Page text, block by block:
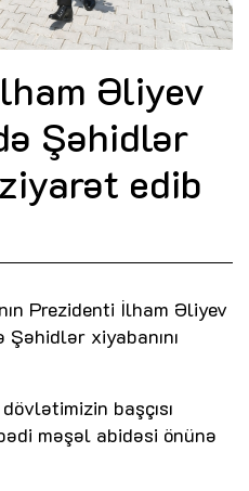
Əliyev
Şəhidlər
edib
Prezidenti İlham Əliyev
xiyabanını
başçısı
məşəl abidəsi önünə